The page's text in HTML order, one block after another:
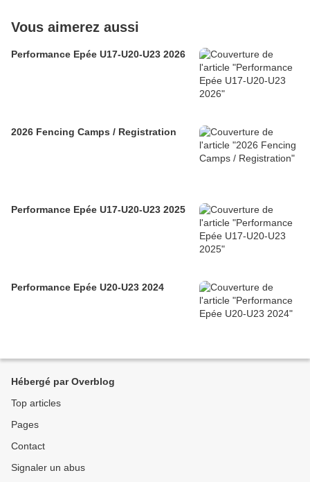
Vous aimerez aussi
Performance Epée U17-U20-U23 2026
2026 Fencing Camps / Registration
Performance Epée U17-U20-U23 2025
Performance Epée U20-U23 2024
Hébergé par Overblog
Top articles
Pages
Contact
Signaler un abus